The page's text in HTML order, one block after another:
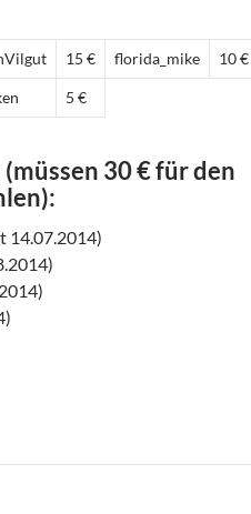
15 € florida_mike 10 €
5 €
30 € für den
14.07.2014)